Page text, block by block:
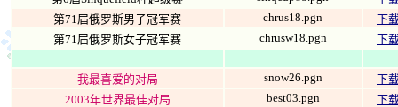
第71届俄罗斯男子冠军赛
chrus18.pgn
下
第71届俄罗斯女子冠军赛
chrusw18.pgn 下
我最喜爱的对局 snow26.pgn
下
2003年世界最佳对局
best03.pgn 下